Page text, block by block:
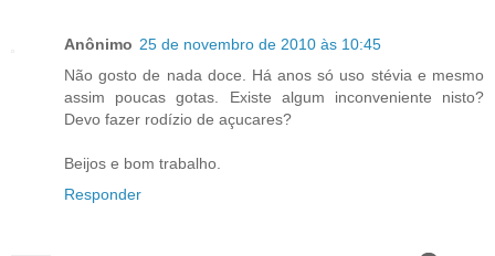
Anônimo 25 de novembro de 2010 às 10:45
Não gosto de nada doce. Há anos só uso stévia e mesmo
assim poucas gotas. Existe algum inconveniente nisto?
Devo fazer rodízio de açucares?
Beijos e bom trabalho.
Responder